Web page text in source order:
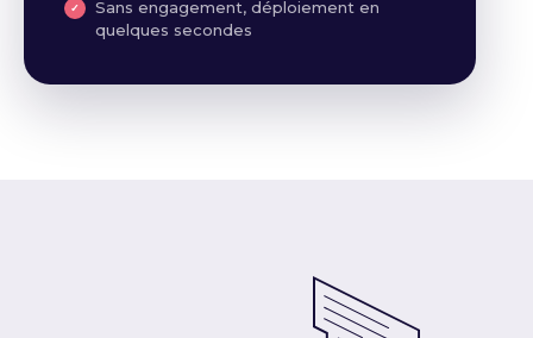
Sans engagement, déploiement en
quelques secondes